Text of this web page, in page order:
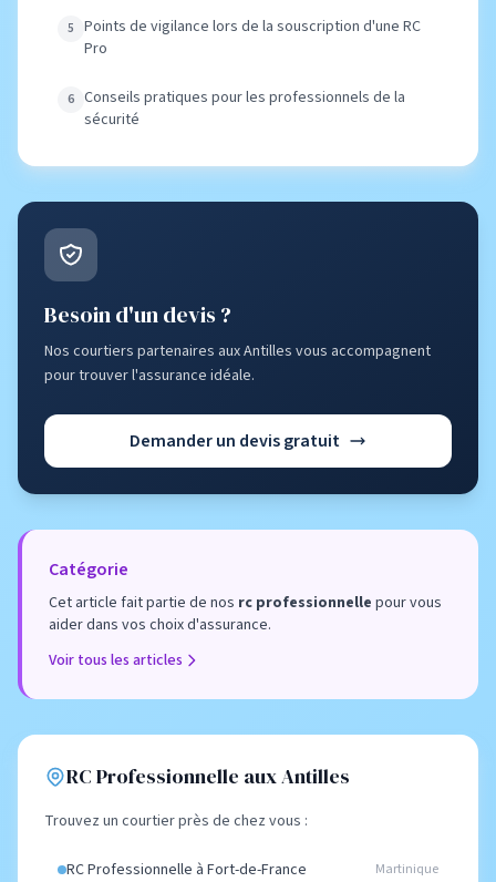
Points de vigilance lors de la souscription d'une RC
Pro
Conseils pratiques pour les professionnels de la
sécurité
Besoin d'un devis ?
Nos courtiers partenaires aux Antilles vous accompagnent
pour trouver l'assurance idéale.
Demander un devis gratuit
Catégorie
Cet article fait partie de nos rc professionnelle pour vous
aider dans vos choix d'assurance.
Voir tous les articles
RC Professionnelle aux Antilles
Trouvez un courtier près de chez vous :
RC Professionnelle à Fort-de-France Martinique